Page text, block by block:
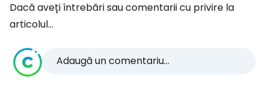
Dacă aveți întrebări sau comentarii cu privire la
articolul...
Adaugă un comentariu...